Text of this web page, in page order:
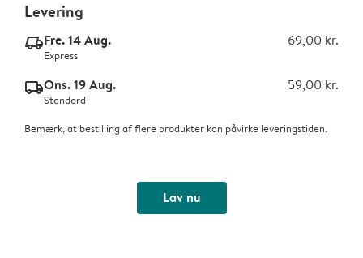
Levering
delivery_express_v2Fre. 14 Aug. 69,00 kr.
Express
delivery_standard_v2Ons. 19 Aug. 59,00 kr.
Standard
Bemærk, at bestilling af flere produkter kan påvirke leveringstiden.
Lav nu